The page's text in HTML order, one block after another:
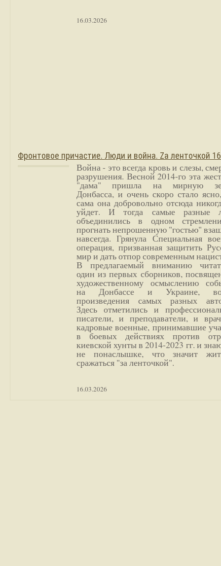
16.03.2026
Фронтовое причастие. Люди и война. Zа ленточкой
Война - это всегда кровь и слезы,
разрушения. Весной 2014-го эта
"дама" пришла на мирную
Донбасса, и очень скоро стало
сама она добровольно отсюда
уйдет. И тогда самые разные
объединились в одном
прогнать непрошенную "гостью"
навсегда. Грянула Специальная
операция, призванная защитить
мир и дать отпор современным
В предлагаемый вниманию
один из первых сборников,
художественному осмыслению
на Донбассе и Украине,
произведения самых разных
Здесь отметились и
писатели, и преподаватели, и
кадровые военные, принимавшие
в боевых действиях против
киевской хунты в 2014-2023 гг. и
не понаслышке, что значит
сражаться "за ленточкой".
16.03.2026